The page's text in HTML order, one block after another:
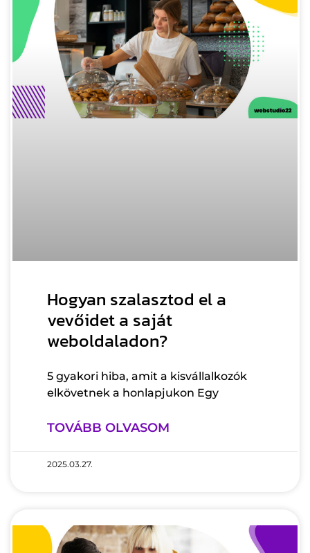
Hogyan szalasztod el a
vevőidet a saját
weboldaladon?
5 gyakori hiba, amit a kisvállalkozók
elkövetnek a honlapjukon Egy
TOVÁBB OLVASOM
2025.03.27.